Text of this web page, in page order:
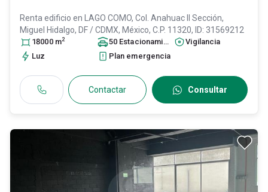
Renta edificio en
LAGO COMO, Col. Anahuac II Sección,
Miguel Hidalgo, DF / CDMX, México, C.P. 11320, ID: 31569212
18000 m2 50 Estacionamiento s Vigilancia
Luz
Plan emergencia
Contactar Consultar